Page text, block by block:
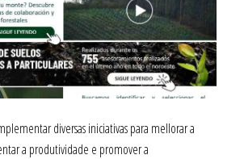
diversas iniciativas para mellorar a
a produtividade e promover a